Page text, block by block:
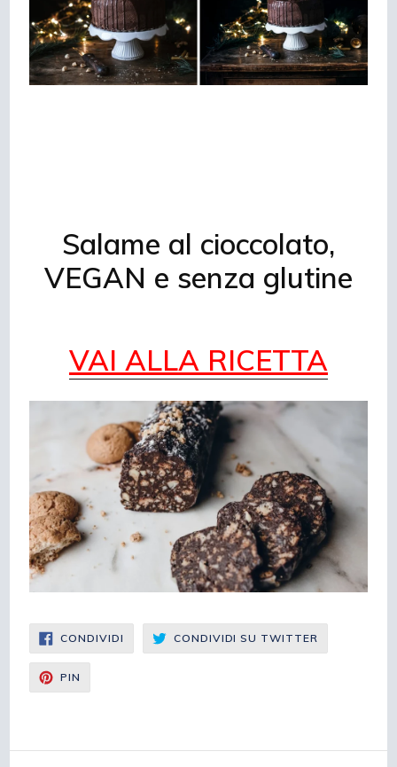
Salame al cioccolato,
VEGAN e senza glutine
VAI ALLA RICETTA
CONDIVIDI CONDIVIDI
FACEBOOK
CONDIVIDI SU TWITTER
SU
TWITTER
PIN
PINTEREST